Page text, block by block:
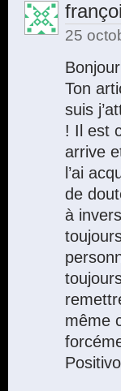
25
Ton
suis
! Il est
arrive
l’ai
de
à
même